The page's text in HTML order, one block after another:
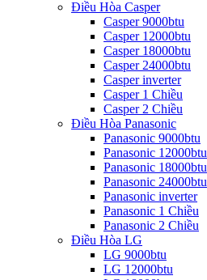
Điều Hòa Casper
Casper 9000btu
Casper 12000btu
Casper 18000btu
Casper 24000btu
Casper inverter
Casper 1 Chiều
Casper 2 Chiều
Điều Hòa Panasonic
Panasonic 9000btu
Panasonic 12000btu
Panasonic 18000btu
Panasonic 24000btu
Panasonic inverter
Panasonic 1 Chiều
Panasonic 2 Chiều
Điều Hòa LG
LG 9000btu
LG 12000btu